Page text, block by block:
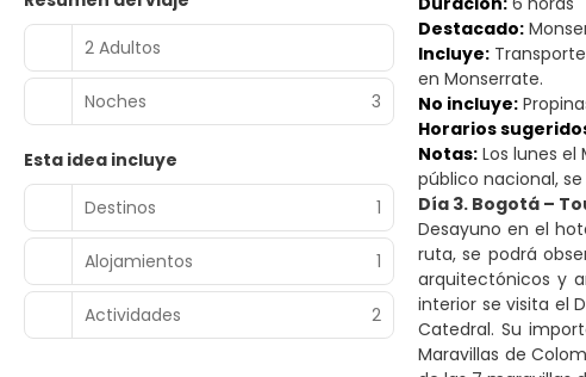
2 Adultos
Noches 3
Esta idea incluye
Destinos
1
Alojamientos 1
Actividades 2
Destacado:
Incluye:
en Monserrate.
No incluye:
Horarios
Notas: Los lunes
público nacional,
Día 3. Bogotá –
Desayuno en el
ruta, se podrá
arquitectónicos y
interior se visita el
Catedral. Su
Maravillas de